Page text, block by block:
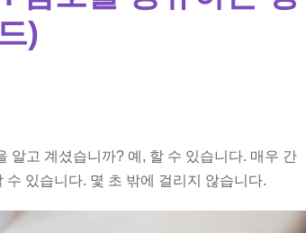
)
알고 계셨습니까? 예, 할 수 있습니다. 매우 간
있습니다. 몇 초 밖에 걸리지 않습니다.